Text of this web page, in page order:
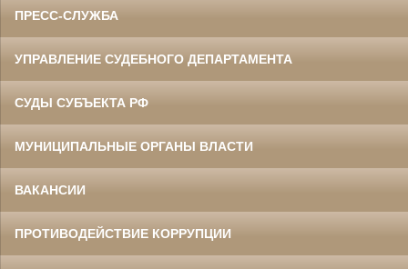
ПРЕСС-СЛУЖБА
УПРАВЛЕНИЕ СУДЕБНОГО ДЕПАРТАМЕНТА
СУДЫ СУБЪЕКТА РФ
МУНИЦИПАЛЬНЫЕ ОРГАНЫ ВЛАСТИ
ВАКАНСИИ
ПРОТИВОДЕЙСТВИЕ КОРРУПЦИИ